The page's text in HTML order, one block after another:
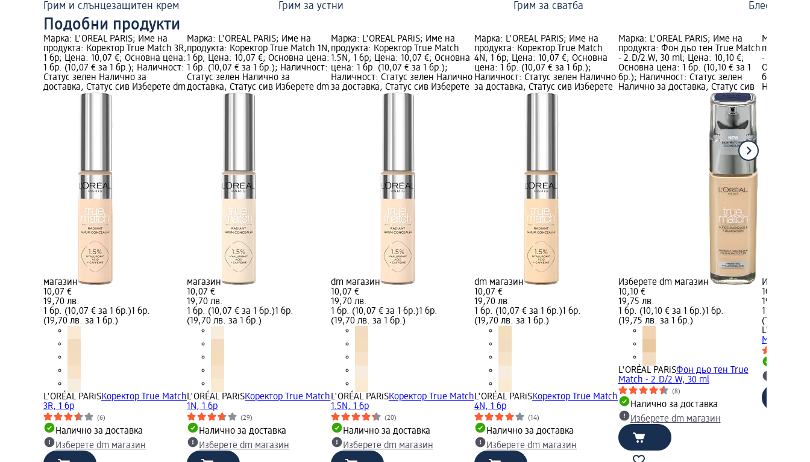
Грим и слънцезащитен крем Грим за устни Грим за сватба Блестящи
Подобни продукти
Марка: L'ORÉAL PARiS; Име на
продукта: Коректор True Match 3R,
1 бр; Цена: 10,07 €; Основна цена:
1 бр. (10,07 € за 1 бр.); Наличност:
Статус зелен Налично за
доставка, Статус сив Изберете dm
магазин
10,07 €
19,70 лв.
1 бр. (10,07 € за 1 бр.)1 бр.
(19,70 лв. за 1 бр.)
L'ORÉAL PARiSКоректор True Match
3R, 1 бр
(6)
Налично за доставка
Изберете dm магазин
Марка: L'ORÉAL PARiS; Име на
продукта: Коректор True Match 1N,
1 бр; Цена: 10,07 €; Основна цена:
1 бр. (10,07 € за 1 бр.); Наличност:
Статус зелен Налично за
доставка, Статус сив Изберете dm
магазин
10,07 €
19,70 лв.
1 бр. (10,07 € за 1 бр.)1 бр.
(19,70 лв. за 1 бр.)
L'ORÉAL PARiSКоректор True Match
1N, 1 бр
(29)
Налично за доставка
Изберете dm магазин
Марка: L'ORÉAL PARiS; Име на
продукта: Коректор True Match
1.5N, 1 бр; Цена: 10,07 €; Основна
цена: 1 бр. (10,07 € за 1 бр.);
Наличност: Статус зелен Налично
за доставка, Статус сив Изберете
dm магазин
10,07 €
19,70 лв.
1 бр. (10,07 € за 1 бр.)1 бр.
(19,70 лв. за 1 бр.)
L'ORÉAL PARiSКоректор True Match
1.5N, 1 бр
(20)
Налично за доставка
Изберете dm магазин
Марка: L'ORÉAL PARiS; Име на
продукта: Коректор True Match
4N, 1 бр; Цена: 10,07 €; Основна
цена: 1 бр. (10,07 € за 1 бр.);
Наличност: Статус зелен Налично
за доставка, Статус сив Изберете
dm магазин
10,07 €
19,70 лв.
1 бр. (10,07 € за 1 бр.)1 бр.
(19,70 лв. за 1 бр.)
L'ORÉAL PARiSКоректор True Match
4N, 1 бр
(14)
Налично за доставка
Изберете dm магазин
Марка: L'ORÉAL PARiS; Име на
продукта: Фон дьо тен True Match
- 2.D/2.W, 30 ml; Цена: 10,10 €;
Основна цена: 1 бр. (10,10 € за 1
бр.); Наличност: Статус зелен
Налично за доставка, Статус сив
Изберете dm магазин
10,10 €
19,75 лв.
1 бр. (10,10 € за 1 бр.)1 бр.
(19,75 лв. за 1 бр.)
L'ORÉAL PARiSФон дьо тен True
Match - 2.D/2.W, 30 ml
(8)
Налично за доставка
Изберете dm магазин
Марка:
продукта:
- 3.R/3.C,
Основна
бр.);
Налично
Изберете
10,10 €
19,75 лв.
1 бр. (10,10
(19,75 лв.
L'ORÉAL
Match -